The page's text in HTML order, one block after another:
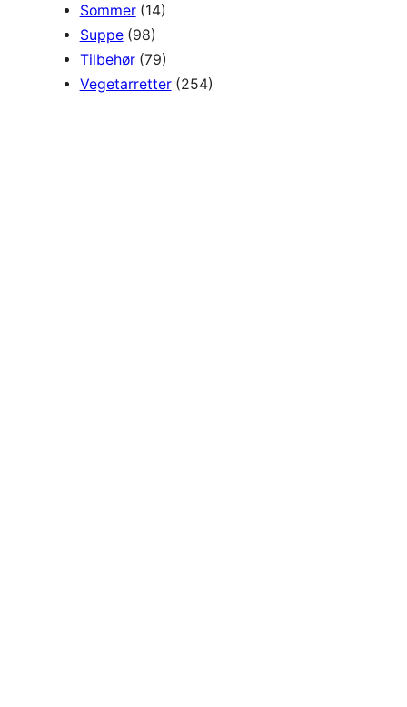
Sommer(14)
Suppe(98)
Tilbehør(79)
Vegetarretter(254)